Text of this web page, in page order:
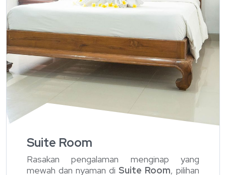
Suite Room
Rasakan pengalaman menginap yang
mewah dan nyaman di Suite Room, pilihan